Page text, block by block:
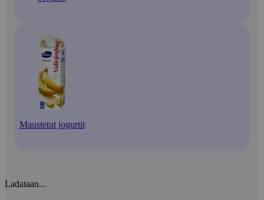
Maustetut jogurtit
Ladataan...